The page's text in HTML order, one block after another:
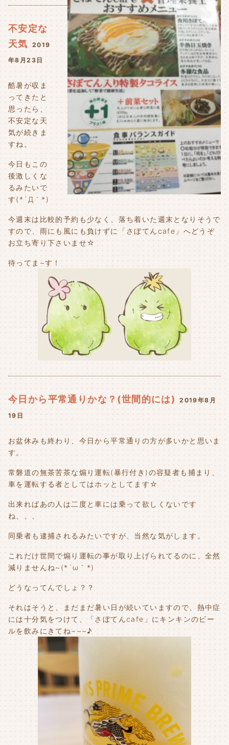
不安定な
天気
2019
年8月23日
酷暑が収ま
ってきたと
思ったら、
不安定な天
気が続きま
すね。
今日もこの
後激しくな
るみたいで
す(*´Д｀*)
今週末は比較的予約も少なく、落ち着いた週末となりそうで
すので、雨にも風にも負けずに「さぼてんcafe」へどうぞ
お立ち寄り下さいませ☆
待ってま~す！
今日から平常通りかな？(世間的には)
2019年8月
19日
お盆休みも終わり、今日から平常通りの方が多いかと思いま
す。
常磐道の無茶苦茶な煽り運転(暴行付き)の容疑者も捕まり、
車を運転する者としてはホッとしてます☆
出来ればあの人は二度と車には乗って欲しくないです
ね、、、
同乗者も逮捕されるみたいですが、当然な気がします。
これだけ世間で煽り運転の事が取り上げられてるのに、全然
減りませんね~(*´ω｀*)
どうなってんでしょ？？
それはそうと、まだまだ暑い日が続いていますので、熱中症
には十分気をつけて、「さぼてんcafe」にキンキンのビー
ルを飲みにきてね~~~♪